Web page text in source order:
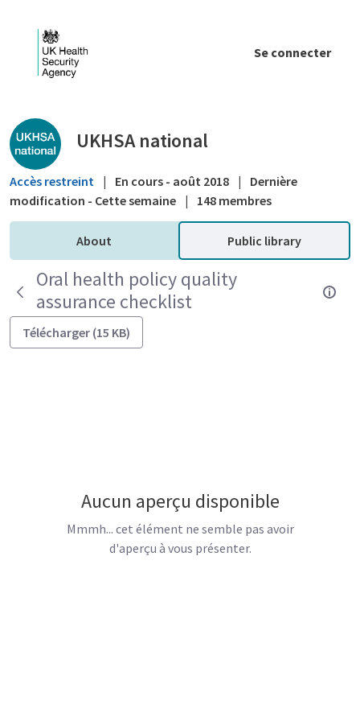
Se connecter
Public library - UKHSA national
UKHSA national
Accès restreint | En cours - août 2018 |
Dernière
modification - Cette semaine | 148 membres
About Public library
Oral health policy quality
assurance checklist
Télécharger (15 KB)
Aucun aperçu disponible
Mmmh... cet élément ne semble pas avoir
d'aperçu à vous présenter.